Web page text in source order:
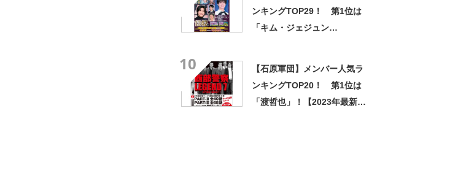
ンキングTOP29！ 第1位は
「キム・ジェジュン
10
【石原軍団】メンバー人気ラ
ンキングTOP20！ 第1位は
「渡哲也」！【2023年最新投